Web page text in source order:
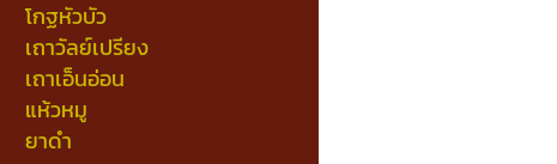
โกฐหัวบัว
เถาวัลย์เปรียง
เถาเอ็นอ่อน
แห้วหมู
ยาดำ